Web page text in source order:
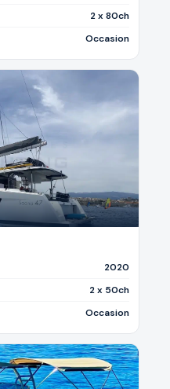
2 x 80ch
Occasion
2020
2 x 50ch
Occasion